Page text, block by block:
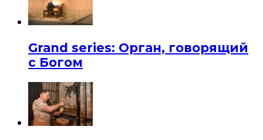
Grand series: Орган, говорящий
с Богом